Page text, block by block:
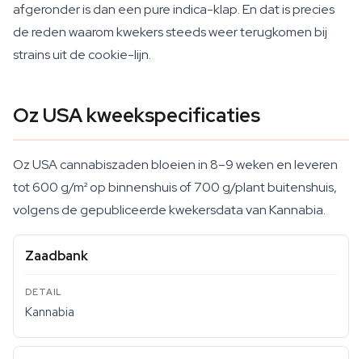
afgeronder is dan een pure indica-klap. En dat is precies
de reden waarom kwekers steeds weer terugkomen bij
strains uit de cookie-lijn.
Oz USA kweekspecificaties
Oz USA cannabiszaden bloeien in 8–9 weken en leveren
tot 600 g/m² op binnenshuis of 700 g/plant buitenshuis,
volgens de gepubliceerde kwekersdata van Kannabia.
Zaadbank
Kannabia